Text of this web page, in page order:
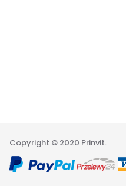
Copyright © 2020 Prinvit.